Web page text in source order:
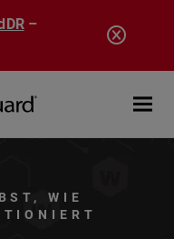
–
Open
WIE